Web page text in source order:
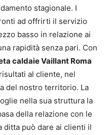
stagionale. I
ad offrirti il servizio
basso in relazione ai
rapidità senza pari. Con
caldaie Vaillant Roma
al cliente, nel
del nostro territorio. La
nella sua struttura la
della relazione con le
ditta può dare ai clienti il